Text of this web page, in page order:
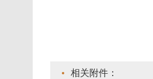
相关附件：